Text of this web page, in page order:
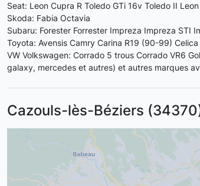
Seat: Leon Cupra R Toledo GTi 16v Toledo II Leon
Skoda: Fabia Octavia
Subaru: Forester Forrester Impreza Impreza STI
Toyota: Avensis Camry Carina R19 (90-99)
VW Volkswagen: Corrado 5 trous Corrado VR6
galaxy, mercedes et autres) et autres marques
Cazouls-lès-Béziers